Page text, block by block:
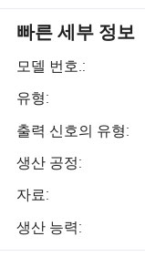
빠른 세부 정보
모델 번호.:
유형:
출력 신호의 유형:
생산 공정:
자료:
생산 능력: